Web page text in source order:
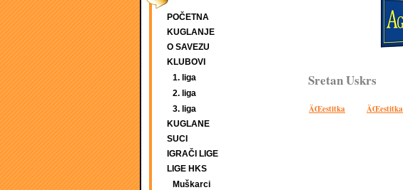
POČETNA
KUGLANJE
O SAVEZU
KLUBOVI
1. liga
2. liga
3. liga
KUGLANE
SUCI
IGRAČI LIGE
LIGE HKS
Muškarci
Sretan Uskrs
ÄŒestitka ÄŒestitka